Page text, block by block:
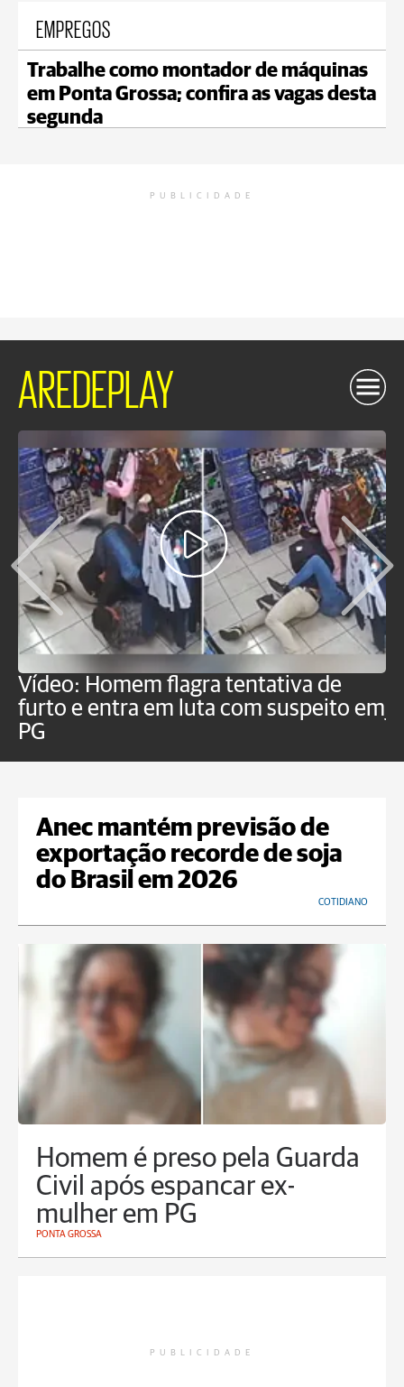
EMPREGOS
Trabalhe como montador de máquinas
em Ponta Grossa; confira as vagas desta
segunda
PUBLICIDADE
AREDEPLAY
Vídeo: Homem flagra tentativa de
furto e entra em luta com suspeito em
PG
Anec mantém previsão de
exportação recorde de soja
do Brasil em 2026
COTIDIANO
Homem é preso pela Guarda
Civil após espancar ex-
mulher em PG
PONTA GROSSA
PUBLICIDADE